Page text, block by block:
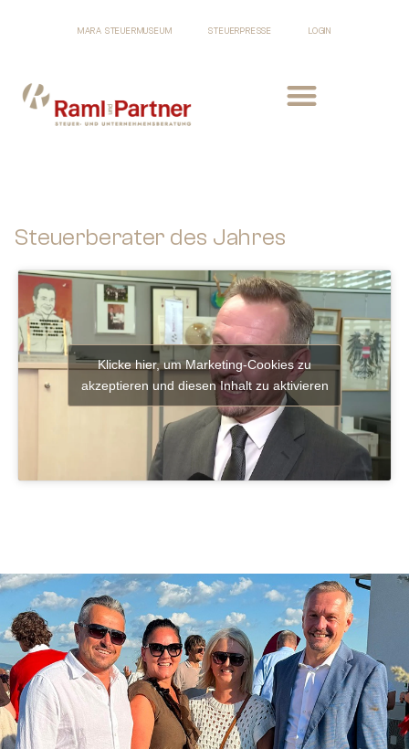
MARA STEUERMUSEUM STEUERPRESSE LOGIN
Steuerberater des Jahres
Klicke hier, um Marketing-Cookies zu
akzeptieren und diesen Inhalt zu aktivieren